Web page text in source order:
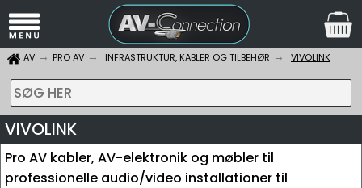
AV PRO AV INFRASTRUKTUR, KABLER OG TILBEHØR VIVOLINK
SØG HER
VIVOLINK
Pro AV kabler, AV-elektronik og møbler til
professionelle audio/video installationer til